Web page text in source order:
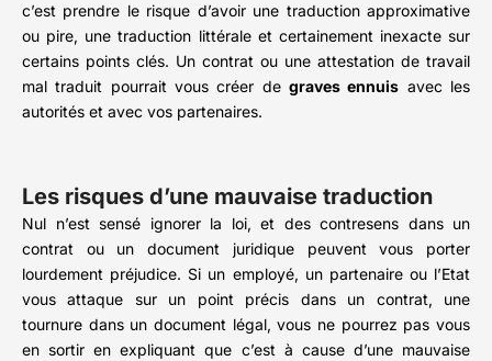
c’est prendre le risque d’avoir une traduction approximative
ou pire, une traduction littérale et certainement inexacte sur
certains points clés. Un contrat ou une attestation de travail
mal traduit pourrait vous créer de graves ennuis avec les
autorités et avec vos partenaires.
Les risques d’une mauvaise traduction
Nul n’est sensé ignorer la loi, et des contresens dans un
contrat ou un document juridique peuvent vous porter
lourdement préjudice. Si un employé, un partenaire ou l’Etat
vous attaque sur un point précis dans un contrat, une
tournure dans un document légal, vous ne pourrez pas vous
en sortir en expliquant que c’est à cause d’une mauvaise